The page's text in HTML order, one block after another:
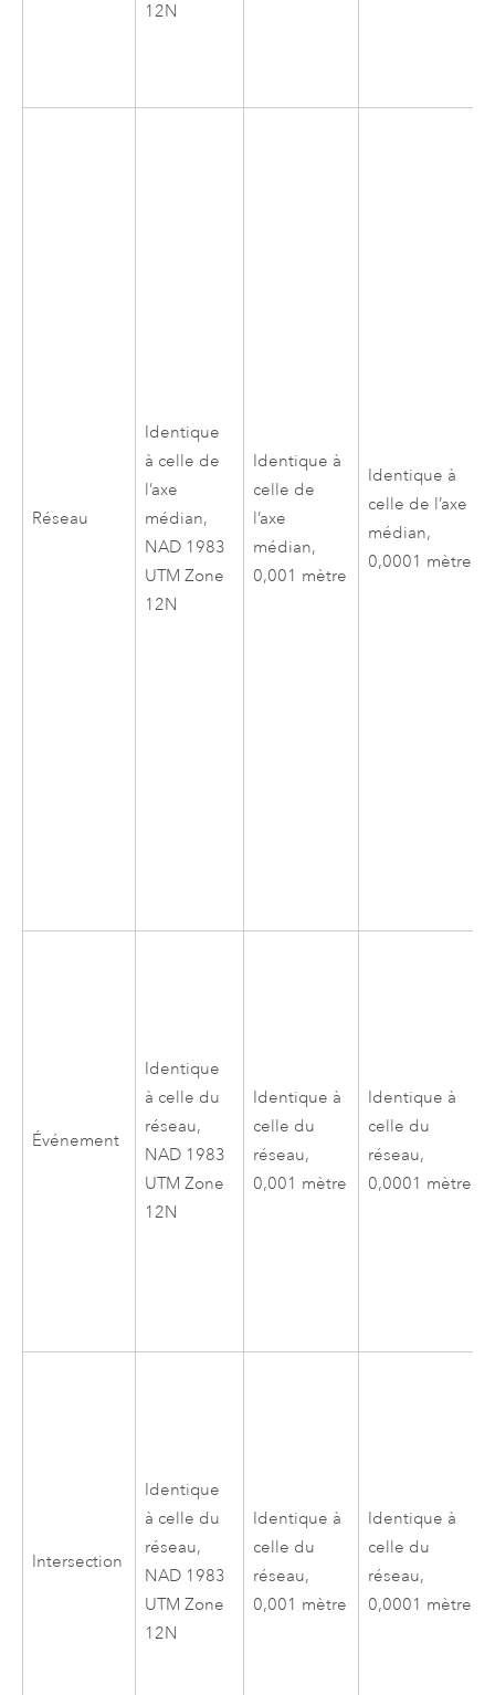
12N
Réseau
Identique
à celle de
l’axe
médian,
NAD 1983
UTM Zone
12N
Identique à
celle de
l’axe
médian,
0,001 mètre
Identique à
celle de l’axe
médian,
0,0001 mètre
Événement
Identique
à celle du
réseau,
NAD 1983
UTM Zone
12N
Identique à
celle du
réseau,
0,001 mètre
Identique à
celle du
réseau,
0,0001 mètre
Intersection
Identique
à celle du
réseau,
NAD 1983
UTM Zone
12N
Identique à
celle du
réseau,
0,001 mètre
Identique à
celle du
réseau,
0,0001 mètre